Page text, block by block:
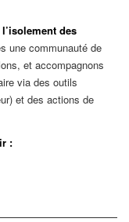
des
une communauté de
et accompagnons
via des outils
et des actions de
: